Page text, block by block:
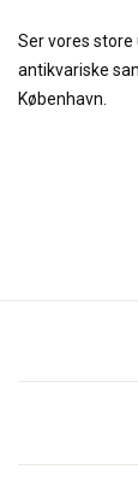
Ser vores store
antikvariske
København.